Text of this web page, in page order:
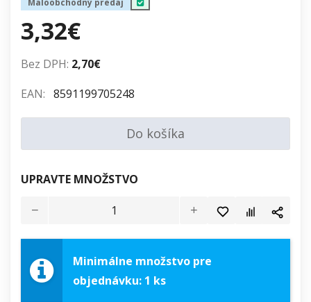
Maloobchodný predaj
3,32€
Bez DPH: 2,70€
EAN: 8591199705248
Do košíka
UPRAVTE MNOŽSTVO
Minimálne množstvo pre
objednávku: 1 ks